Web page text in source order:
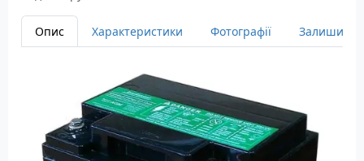
Опис Характеристики Фотографії Залишити